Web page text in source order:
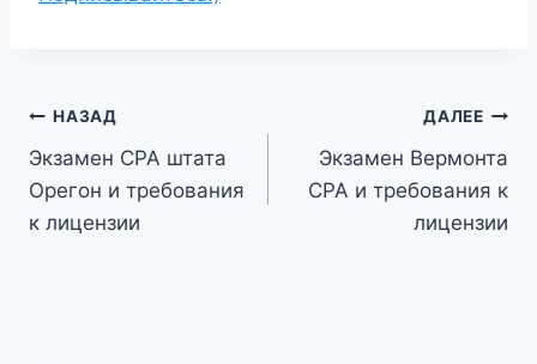
Навигация
по
записям
НАЗАД
Экзамен CPA штата
Орегон и требования
к лицензии
ДАЛЕЕ
Экзамен Вермонта
CPA и требования к
лицензии